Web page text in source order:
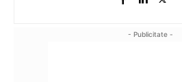
- Publicitate -